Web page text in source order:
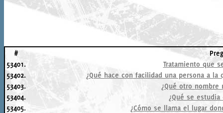
#
53401.
Tratamiento que
53402.
¿Qué hace con facilidad una persona a
53403.
¿Qué otro nombre
53404.
¿Qué se
53405.
¿Cómo se llama el lugar